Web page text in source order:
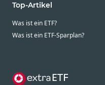
Top-Artikel
Was ist ein ETF?
Was ist ein ETF-Sparplan?